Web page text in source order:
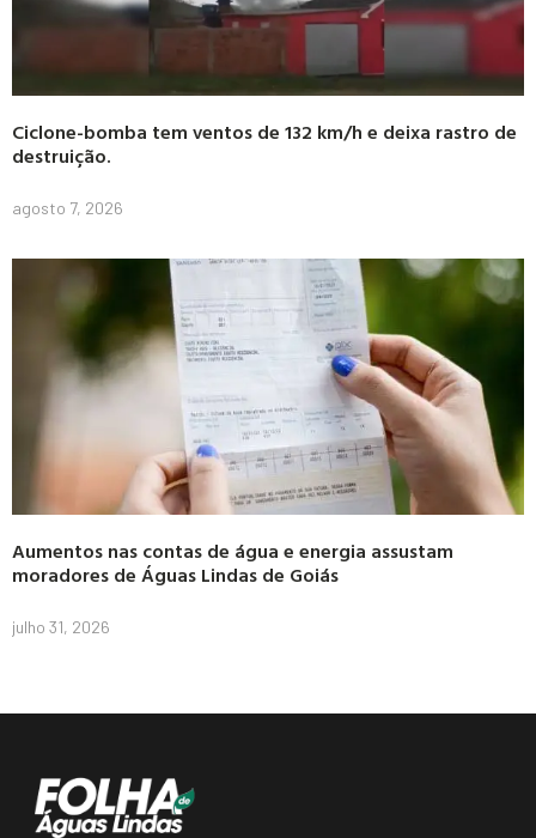
Ciclone-bomba tem ventos de 132 km/h e deixa rastro de
destruição.
agosto 7, 2026
Aumentos nas contas de água e energia assustam
moradores de Águas Lindas de Goiás
julho 31, 2026